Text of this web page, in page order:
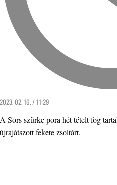
2023. 02. 16. / 11:29
A Sors szürke pora hét tételt fog
újrajátszott fekete zsoltárt.